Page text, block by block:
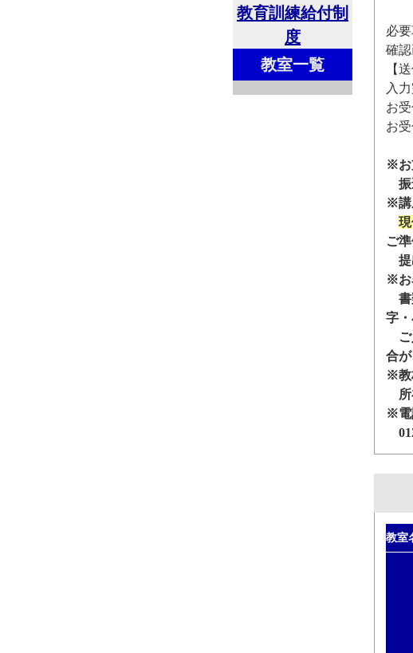
必
確
【
入
お
お
※お
振
※講
ご
提
※お
書
字
ご
合
※教
所
※電
教室
教育訓練給付制
度
教室一覧